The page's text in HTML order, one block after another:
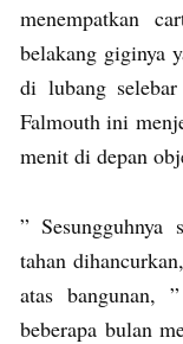
menempatkan
belakang giginya
di lubang
Falmouth ini
menit di depan
” Sesungguhnya
tahan
atas bangunan,
beberapa bulan